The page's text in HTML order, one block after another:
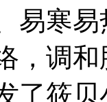
易寒
，调
了筱